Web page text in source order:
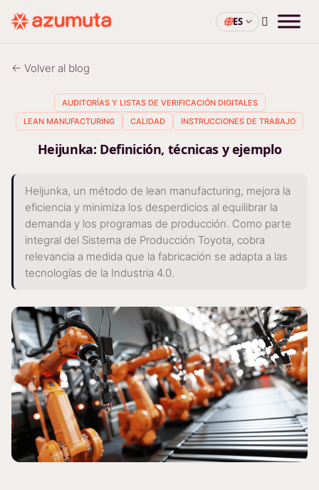
ES
← Volver al blog
AUDITORÍAS Y LISTAS DE VERIFICACIÓN DIGITALES
LEAN MANUFACTURING
CALIDAD INSTRUCCIONES DE TRABAJO
Heijunka: Definición, técnicas y ejemplo
Heijunka, un método de lean manufacturing, mejora la
eficiencia y minimiza los desperdicios al equilibrar la
demanda y los programas de producción. Como parte
integral del Sistema de Producción Toyota, cobra
relevancia a medida que la fabricación se adapta a las
tecnologías de la Industria 4.0.